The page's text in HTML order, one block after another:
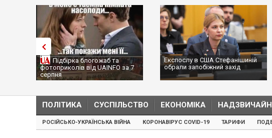
Підбірка блогожаб та
фотоприколів від UAINFO за 7
серпня
Експослу в США Стефанішиній
обрали запобіжний захід
ПОЛІТИКА СУСПІЛЬСТВО ЕКОНОМІКА
РОСІЙСЬКО-УКРАЇНСЬКА ВІЙНА КОРОНАВІРУС COVID-19 ТАРИФИ